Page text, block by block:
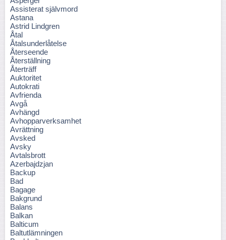
Assisterat självmord
Astana
Astrid Lindgren
Åtal
Åtalsunderlåtelse
Återseende
Återställning
Återträff
Auktoritet
Autokrati
Avfrienda
Avgå
Avhängd
Avhopparverksamhet
Avrättning
Avsked
Avsky
Avtalsbrott
Azerbajdzjan
Backup
Bad
Bagage
Bakgrund
Balans
Balkan
Balticum
Baltutlämningen